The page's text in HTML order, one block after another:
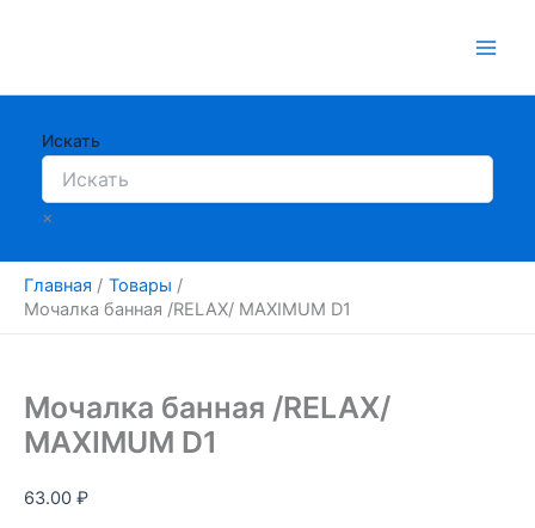
Искать
×
Главная
Товары
Мочалка банная /RELAX/ MAXIMUM D1
Мочалка банная /RELAX/
MAXIMUM D1
63.00 ₽